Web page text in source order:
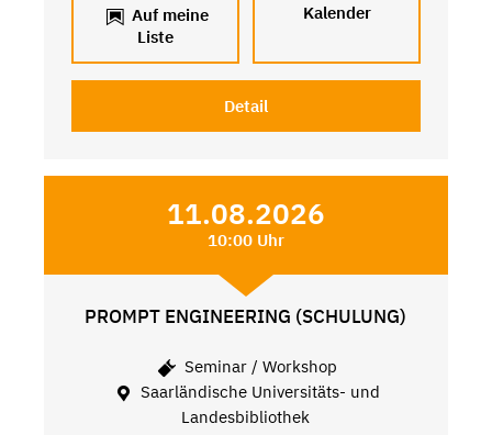
Auf meine
Liste
Kalender
Detail
11.08.2026
10:00 Uhr
PROMPT ENGINEERING (SCHULUNG)
Seminar / Workshop
Saarländische Universitäts- und
Landesbibliothek